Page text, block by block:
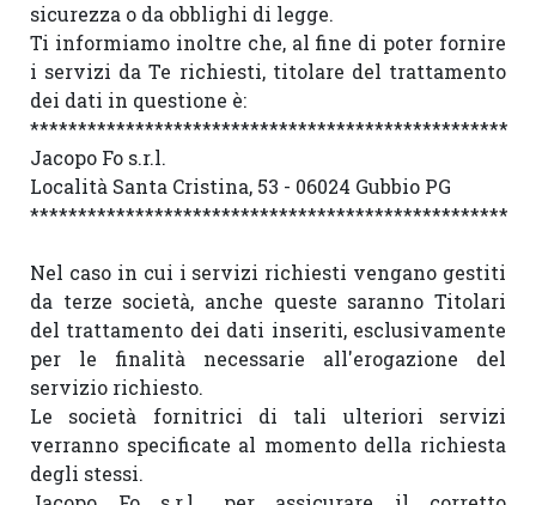
sicurezza o da obblighi di legge.
Ti informiamo inoltre che, al fine di poter fornire
i servizi da Te richiesti, titolare del trattamento
dei dati in questione è:
**************************************************
Jacopo Fo s.r.l.
Località Santa Cristina, 53 - 06024 Gubbio PG
**************************************************
Nel caso in cui i servizi richiesti vengano gestiti
da terze società, anche queste saranno Titolari
del trattamento dei dati inseriti, esclusivamente
per le finalità necessarie all'erogazione del
servizio richiesto.
Le società fornitrici di tali ulteriori servizi
verranno specificate al momento della richiesta
degli stessi.